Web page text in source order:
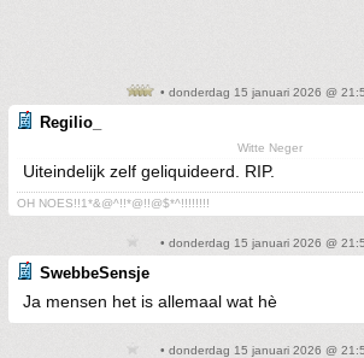
• donderdag 15 januari 2026 @
Regilio_
Witte Neger
Uiteindelijk zelf geliquideerd. RIP.
OH NOES!!1*&@^!!*@!!@$*^!!!!!!!!
• donderdag 15 januari 2026 @
SwebbeSensje
Ja mensen het is allemaal wat hè
• donderdag 15 januari 2026 @